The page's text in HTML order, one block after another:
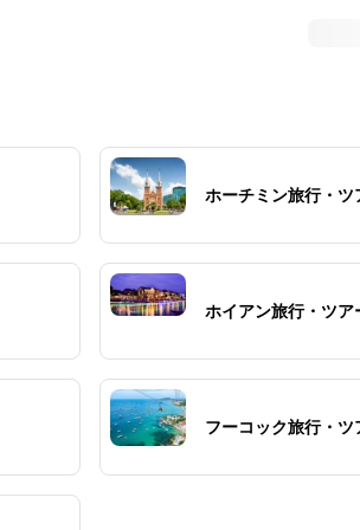
ホーチミン旅行・ツ
ホイアン旅行・ツア
フーコック旅行・ツ